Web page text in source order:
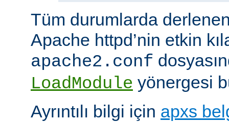
Tüm durumlarda
Apache httpd’nin etkin
apache2.conf
LoadModule yönergesi
Ayrıntılı bilgi için apxs